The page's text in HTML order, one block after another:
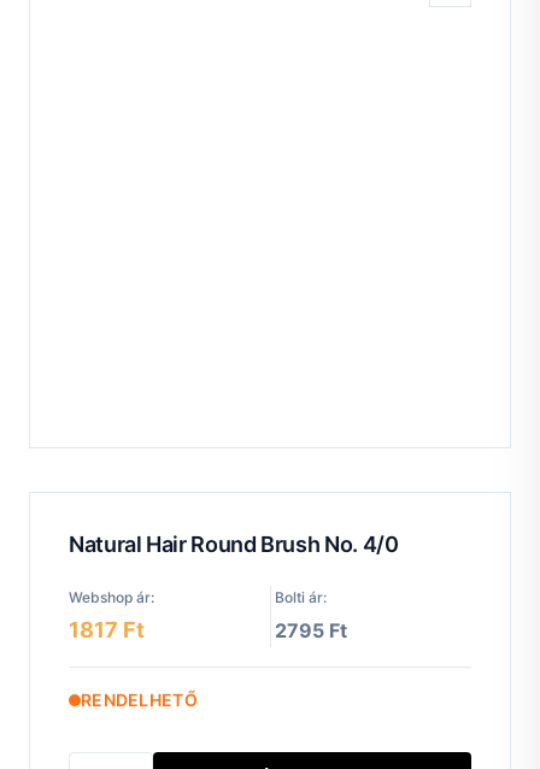
Natural Hair Round Brush No. 4/0
Webshop ár: Bolti ár:
1817 Ft 2795 Ft
RENDELHETŐ